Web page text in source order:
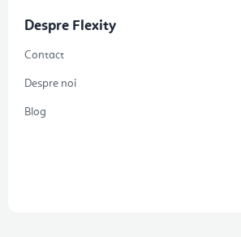
Despre Flexity
Contact
Despre noi
Blog